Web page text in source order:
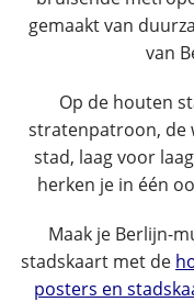
gemaakt van
van
Op de houten
stratenpatroon, de
stad, laag voor
herken je in één
Maak je Berlijn-
stadskaart met de
posters en